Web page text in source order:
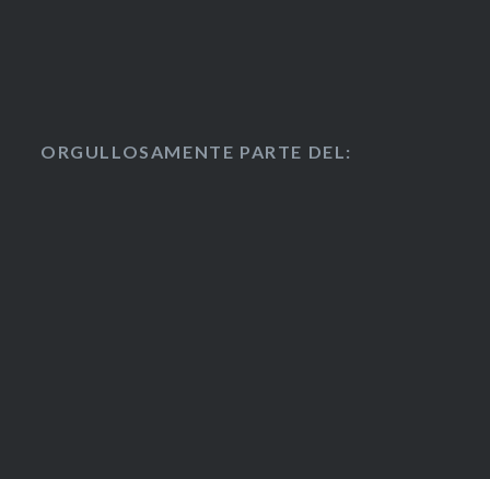
ORGULLOSAMENTE PARTE DEL: